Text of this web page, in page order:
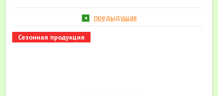
предыдущая
Сезонная продукция